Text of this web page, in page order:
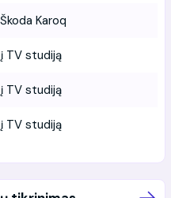
Karoq
TV studiją
TV studiją
TV studiją